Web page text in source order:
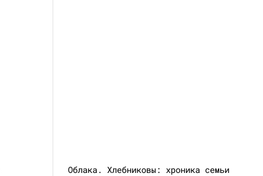
Облака. Хлебниковы: хроника семьи